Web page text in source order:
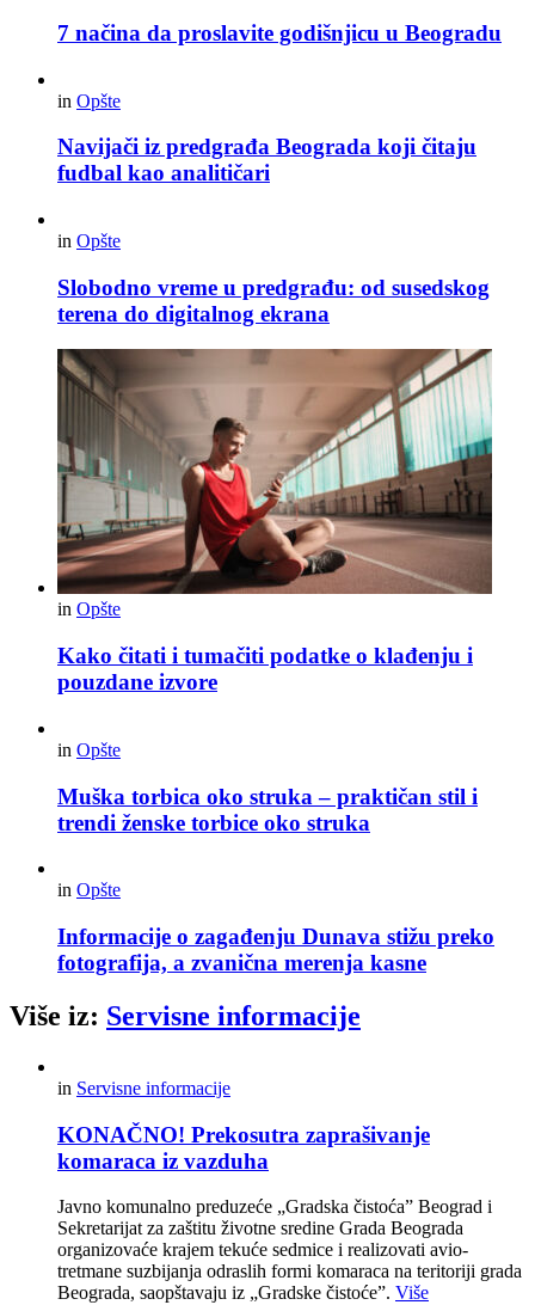
7 načina da proslavite godišnjicu u Beogradu
in Opšte
Navijači iz predgrađa Beograda koji čitaju
fudbal kao analitičari
in Opšte
Slobodno vreme u predgrađu: od susedskog
terena do digitalnog ekrana
in Opšte
Kako čitati i tumačiti podatke o klađenju i
pouzdane izvore
in Opšte
Muška torbica oko struka – praktičan stil i
trendi ženske torbice oko struka
in Opšte
Informacije o zagađenju Dunava stižu preko
fotografija, a zvanična merenja kasne
Više iz: Servisne informacije
in Servisne informacije
KONAČNO! Prekosutra zaprašivanje
komaraca iz vazduha
Javno komunalno preduzeće „Gradska čistoća” Beograd i
Sekretarijat za zaštitu životne sredine Grada Beograda
organizovaće krajem tekuće sedmice i realizovati avio-
tretmane suzbijanja odraslih formi komaraca na teritoriji grada
Beograda, saopštavaju iz „Gradske čistoće”. Više